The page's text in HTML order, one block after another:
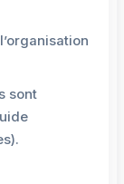
sont